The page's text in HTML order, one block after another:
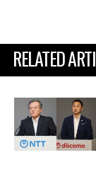
RELATED